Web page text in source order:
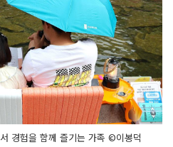
경험을 함께 즐기는 가족 ©이봉덕